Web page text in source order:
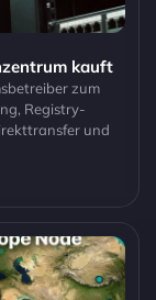
kauft
zum
Registry-
und